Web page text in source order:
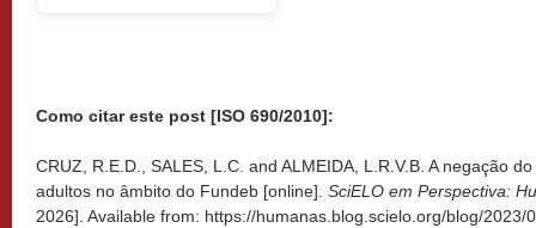
Como citar este post [ISO 690/2010]:
CRUZ, R.E.D., SALES, L.C. and ALMEIDA, L.R.V.B. A negação
adultos no âmbito do Fundeb [online]. SciELO em Perspectiva:
2026]. Available from: https://humanas.blog.scielo.org/blog/